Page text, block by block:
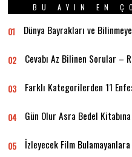
BU AYIN EN
01 Dünya Bayrakları ve
02 Cevabı Az Bilinen Sorular –
03 Farklı Kategorilerden 11
04 Gün Olur Asra Bedel
05 İzleyecek Film